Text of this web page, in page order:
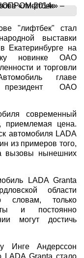
"лифтбек" стал
выставки
на
новинке ОАО
и торговли
главе
президент ОАО
современный
приемлемая цена.
автомобиля LADA
из примеров того,
вызовы нынешних
LADA Granta
области
словам, только
и постоянно
могут достичь
Инге Андерссон
LADA Granta стало